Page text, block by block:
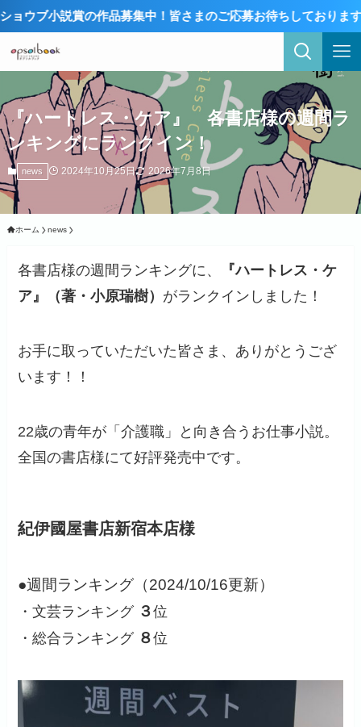
作品募集中！皆さまのご応募お待ちしております！詳しくはこ
『ハートレス・ケア』 各書店様の週間ラ
ンキングにランクイン！
news 2024年10月25日 2026年7月8日
ホーム news
各書店様の週間ランキングに、
『ハートレス・ケ
ア』（著・小原瑞樹） がランクインしました！
お手に取っていただいた皆さま、ありがとうござ
います！！
22歳の青年が「介護職」と向き合うお仕事小説。
全国の書店様にて好評発売中です。
紀伊國屋書店新宿本店様
●週間ランキング （2024/10/16更新）
・文芸ランキング ３位
・総合ランキング ８位